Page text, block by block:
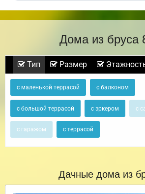
Дома из бруса
Тип Размер
с маленькой террасой с балконом
с большой террасой с эркером с
с гаражом с террасой
Дачные дома из